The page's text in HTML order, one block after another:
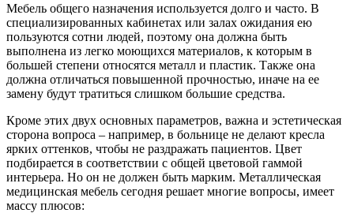
Мебель общего назначения используется долго и часто. В
специализированных кабинетах или залах ожидания ею
пользуются сотни людей, поэтому она должна быть
выполнена из легко моющихся материалов, к которым в
большей степени относятся металл и пластик. Также она
должна отличаться повышенной прочностью, иначе на ее
замену будут тратиться слишком большие средства.
Кроме этих двух основных параметров, важна и эстетическая
сторона вопроса – например, в больнице не делают кресла
ярких оттенков, чтобы не раздражать пациентов. Цвет
подбирается в соответствии с общей цветовой гаммой
интерьера. Но он не должен быть марким. Металлическая
медицинская мебель сегодня решает многие вопросы, имеет
массу плюсов: